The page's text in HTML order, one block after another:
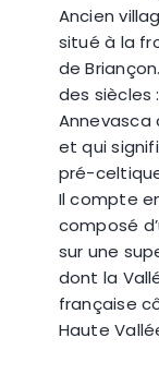
Ancien
situé à la
de
des siècles
Annevasca
et qui
pré-
Il compte
composé
sur une
dont la
française
Haute